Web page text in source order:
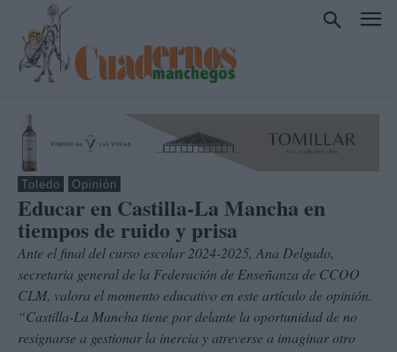
Toledo Opinión
Educar en Castilla-La Mancha en
tiempos de ruido y prisa
Ante el final del curso escolar 2024-2025, Ana Delgado,
secretaria general de la Federación de Enseñanza de CCOO
CLM, valora el momento educativo en este artículo de opinión.
“Castilla-La Mancha tiene por delante la oportunidad de no
resignarse a gestionar la inercia y atreverse a imaginar otro